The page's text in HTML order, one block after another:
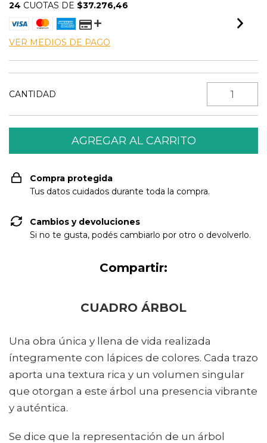
24 CUOTAS DE $37.276,46
VER MEDIOS DE PAGO
CANTIDAD
Compra protegida
Tus datos cuidados durante toda la compra.
Cambios y devoluciones
Si no te gusta, podés cambiarlo por otro o devolverlo.
Compartir:
CUADRO ÁRBOL
Una obra única y llena de vida realizada
íntegramente con lápices de colores. Cada trazo
aporta una textura rica y un volumen singular
que otorgan a este árbol una presencia vibrante
y auténtica.
Se dice que la representación de un árbol